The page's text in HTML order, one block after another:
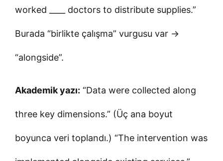
worked ____ doctors to distribute supplies.”
Burada “birlikte çalışma” vurgusu var →
“alongside”.
Akademik yazı: “Data were collected along
three key dimensions.” (Üç ana boyut
boyunca veri toplandı.) “The intervention was